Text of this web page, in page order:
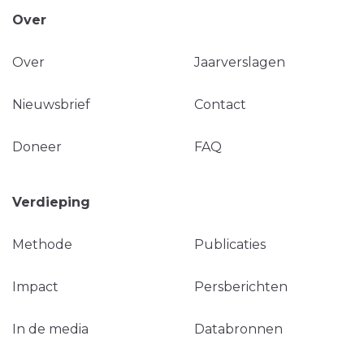
Over
Over Jaarverslagen
Nieuwsbrief Contact
Doneer FAQ
Verdieping
Methode Publicaties
Impact Persberichten
In de media Databronnen